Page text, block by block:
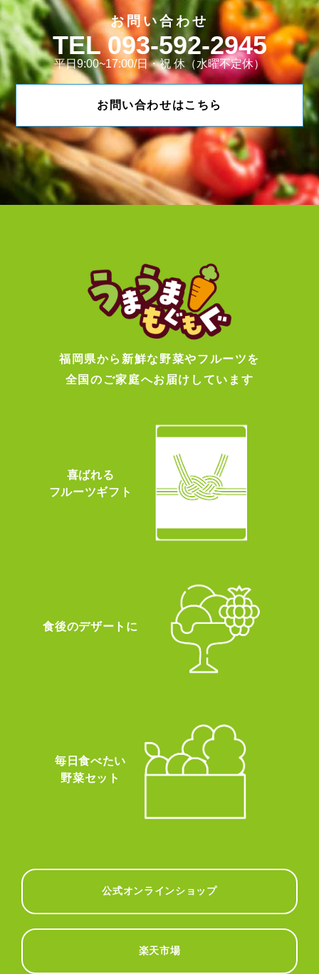
お問い合わせ
093-592-2945
平日9:00~17:00/日・祝 休（水曜不定休）
お問い合わせはこちら
福岡県から新鮮な野菜やフルーツを
全国のご家庭へお届けしています
喜ばれる
フルーツギフト
食後のデザートに
毎日食べたい
野菜セット
公式オンラインショップ
楽天市場